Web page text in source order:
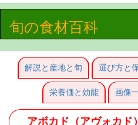
旬の食材百科
解説と産地と旬 選び方と
栄養価と効能 画像
アボカド（アヴォカド